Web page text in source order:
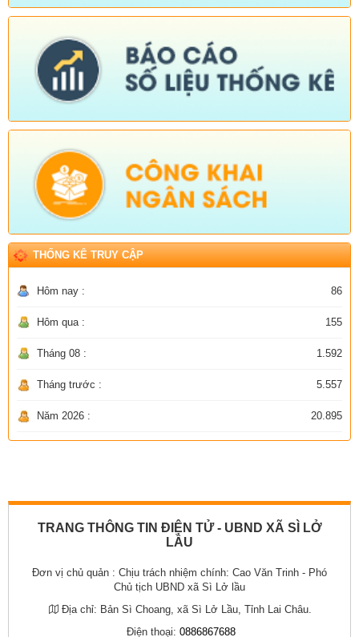
THỐNG KÊ TRUY CẬP
Hôm nay : 86
Hôm qua : 155
Tháng 08 : 1.592
Tháng trước : 5.557
Năm 2026 : 20.895
TRANG THÔNG TIN ĐIỆN TỬ - UBND XÃ SÌ LỞ
LẦU
Đơn vị chủ quản : Chịu trách nhiệm chính: Cao Văn Trinh - Phó
Chủ tịch UBND xã Sì Lở lầu
Địa chỉ: Bản Sì Choang, xã Sì Lở Lầu, Tỉnh Lai Châu.
Điện thoại: 0886867688